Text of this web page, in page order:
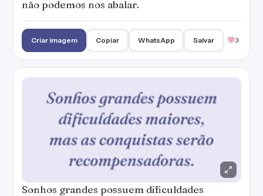
não podemos nos abalar.
Criar imagem Copiar WhatsApp Salvar 3
Sonhos grandes possuem dificuldades